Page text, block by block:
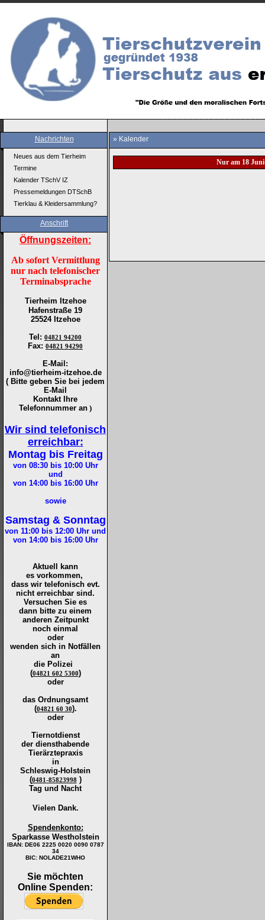
Nachrichten
Neues aus dem Tierheim
Termine
Kalender TSchV IZ
Pressemeldungen DTSchB
Tierklau & Kleidersammlung?
Anschrift
Öffnungszeiten:
Ab sofort Vermittlung
nur nach telefonischer
Terminabsprache
Tierheim Itzehoe
Hafenstraße 19
25524 Itzehoe
Tel : 04821 94200
Fax: 04821 94290
E-Mail:
info@tierheim-itzehoe.de
( Bitte geben Sie bei jedem
E-Mail
Kontakt Ihre
Telefonnummer an )
Wir sind telefonisch
erreichbar:
Montag bis Freitag
von 08:30 bis 10:00Uhr
und
von 14:00 bis 16:00Uhr
sowie
Samstag & Sonntag
von 11:00 bis 12:00 Uhr und
von 14:00 bis 16:00Uhr
Aktuell kann
es vorkommen,
dass wir telefonisch evt.
nicht erreichbar sind.
Versuchen Sie es
dann bitte zu einem
anderen Zeitpunkt
noch einmal
oder
wenden sich in Notfällen
an
die Polizei
(04821 602 5300)
oder
das Ordnungsamt
(04821 60 30).
oder
Tiernotdienst
der diensthabende
Tierärztepraxis
in
Schleswig-Holstein
(0481-85823998 )
Tag und Nacht
Vielen Dank.
Spendenkonto:
Sparkasse Westholstein
IBAN: DE06 2225 0020 0090 0787
34
BIC: NOLADE21WHO
Sie möchten
Online Spenden:
» Kalender
Nur am 18 Juni